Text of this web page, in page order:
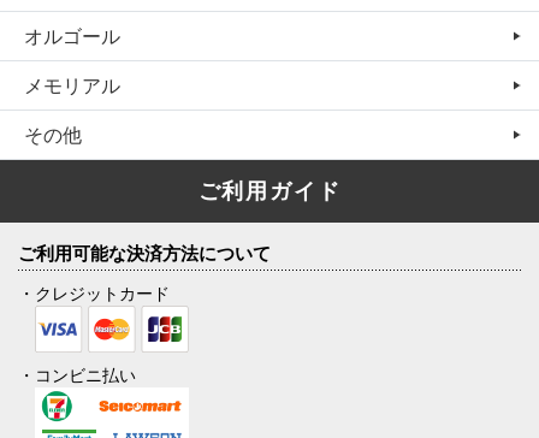
オルゴール
メモリアル
その他
ご利用ガイド
ご利用可能な決済方法について
・クレジットカード
・コンビニ払い